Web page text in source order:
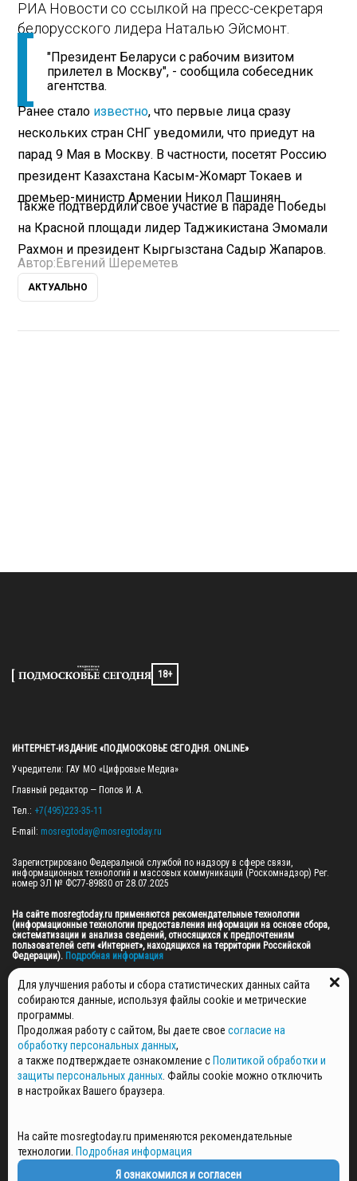
РИА Новости со ссылкой на пресс-секретаря
белорусского лидера Наталью Эйсмонт.
"Президент Беларуси с рабочим визитом
прилетел в Москву", - сообщила собеседник
агентства.
Ранее стало известно, что первые лица сразу
нескольких стран СНГ уведомили, что приедут на
парад 9 Мая в Москву. В частности, посетят Россию
президент Казахстана Касым-Жомарт Токаев и
премьер-министр Армении Никол Пашинян.
Также подтвердили свое участие в параде Победы
на Красной площади лидер Таджикистана Эмомали
Рахмон и президент Кыргызстана Садыр Жапаров.
Автор:Евгений Шереметев
АКТУАЛЬНО
18+
ИНТЕРНЕТ-ИЗДАНИЕ «ПОДМОСКОВЬЕ СЕГОДНЯ. ONLINE»
Учредители: ГАУ МО «Цифровые Медиа»
Главный редактор — Попов И. А.
Тел.: +7(495)223-35-11
E-mail: mosregtoday@mosregtoday.ru
Зарегистрировано Федеральной службой по надзору в сфере связи,
информационных технологий и массовых коммуникаций (Роскомнадзор) Рег.
номер ЭЛ № ФС77-89830 от 28.07.2025
На сайте mosregtoday.ru применяются рекомендательные технологии
(информационные технологии предоставления информации на основе сбора,
систематизации и анализа сведений, относящихся к предпочтениям
пользователей сети «Интернет», находящихся на территории Российской
Федерации). Подробная информация
© 2026 ПРАВА НА ВСЕ МАТЕРИАЛЫ САЙТА ПРИНАДЛЕЖАТ ГАУ МО "ЦИФРОВЫЕ
МЕДИА" (ОГРН: 1255000059467).
ПОЛИТИКА ОБРАБОТКИ И ЗАЩИТЫ ПЕРСОНАЛЬНЫХ ДАННЫХ
НОВОСТИ
ГАЗЕТЫ
РЕКЛАМОДАТЕЛЯМ
СПЕЦПРОЕКТЫ
СТАТЬИ
ПОЛИТИКА КОНФИДЕНЦИАЛЬНОСТИ
Для улучшения работы и сбора статистических данных сайта
собираются данные, используя файлы cookie и метрические
программы.
Продолжая работу с сайтом, Вы даете свое согласие на
обработку персональных данных,
а также подтверждаете ознакомление с Политикой обработки и
защиты персональных данных . Файлы cookie можно отключить
в настройках Вашего браузера.
На сайте mosregtoday.ru применяются рекомендательные
технологии. Подробная информация
Я ознакомился и согласен